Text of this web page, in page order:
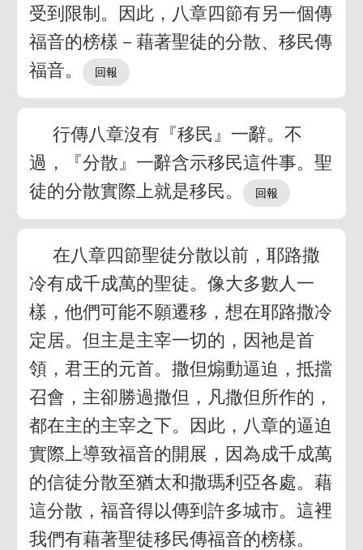
受到限制。因此，八章四節有另一個傳
福音的榜樣－藉著聖徒的分散、移民傳
福音。
行傳八章沒有『移民』一辭。不
過，『分散』一辭含示移民這件事。聖
徒的分散實際上就是移民。
在八章四節聖徒分散以前，耶路撒
冷有成千成萬的聖徒。像大多數人一
樣，他們可能不願遷移，想在耶路撒冷
定居。但主是主宰一切的，因祂是首
領，君王的元首。撒但煽動逼迫，抵擋
召會，主卻勝過撒但，凡撒但所作的，
都在主的主宰之下。因此，八章的逼迫
實際上導致福音的開展，因為成千成萬
的信徒分散至猶太和撒瑪利亞各處。藉
這分散，福音得以傳到許多城市。這裡
我們有藉著聖徒移民傳福音的榜樣。